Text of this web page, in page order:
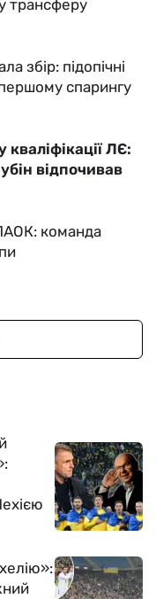
трансферу
збір: підопічні
спарингу
ЛЄ:
відпочивав
команда